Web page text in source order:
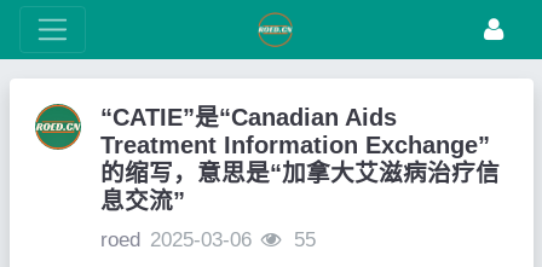
“CATIE”是“Canadian Aids
Treatment Information Exchange”
的缩写，意思是“加拿大艾滋病治疗信
息交流”
roed 2025-03-06 55